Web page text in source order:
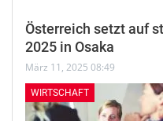
Österreich setzt auf
2025 in Osaka
März 11, 2025 08:49
WIRTSCHAFT